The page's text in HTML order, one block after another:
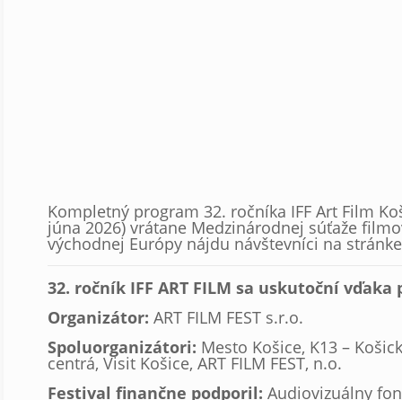
Kompletný program 32. ročníka IFF Art Film
júna 2026) vrátane Medzinárodnej súťaže
východnej Európy nájdu návštevníci na
32. ročník IFF ART FILM sa uskutoční vďaka
Organizátor:ART FILM FEST s.r.o.
Spoluorganizátori: Mesto Košice, K13 –
centrá, Visit Košice, ART FILM FEST, n.o.
Festival finančne podporil:Audiovizuálny